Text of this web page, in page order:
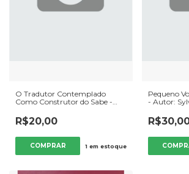
O Tradutor Contemplado
Como Construtor do Sabe -
Guimarães (2016) [usado]
R$20,00
1em estoque
Pequeno
- Autor: